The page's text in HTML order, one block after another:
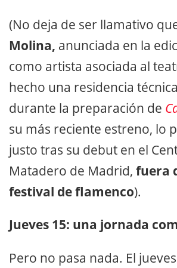
(No deja de ser llamativo
Molina, anunciada en la
como artista asociada al
hecho una residencia
durante la preparación de
su más reciente estreno, lo
justo tras su debut en el
Matadero de Madrid, fuera
festival de flamenco).
Jueves 15: una jornada
Pero no pasa nada. El